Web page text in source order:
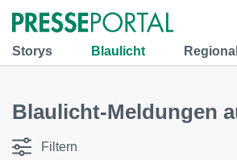
Storys Blaulicht Regional
Blaulicht-Meldungen
Filtern